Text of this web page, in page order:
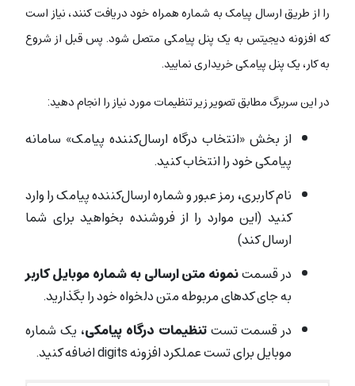
را از طریق ارسال پیامک به شماره همراه خود دریافت کنند، نیاز است
که افزونه دیجیتس به یک پنل پیامکی متصل شود. پس قبل از شروع
به کار، یک پنل پیامکی خریداری نمایید.
در این سربرگ مطابق تصویر زیر تنظیمات مورد نیاز را انجام دهید:
از بخش «انتخاب درگاه ارسال‌کننده پیامک» سامانه
پیامکی خود را انتخاب کنید.
نام کاربری، رمز عبور و شماره ارسال‌کننده پیامک را وارد
کنید (این موارد را از فروشنده بخواهید برای شما
ارسال کند)
در قسمتنمونه متن ارسالی به شماره موبایل کاربر
به جای کدهای مربوطه متن دلخواه خود را بگذارید.
در قسمت تستتنظیمات درگاه پیامکی، یک شماره
موبایل برای تست عملکرد افزونه digits اضافه کنید.